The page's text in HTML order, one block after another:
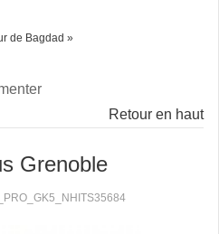
de Bagdad »
Retour en haut
Grenoble